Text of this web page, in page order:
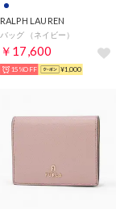
RALPH LAUREN
バッグ （ネイビー）
￥17,600
15%OFF ¥1,000